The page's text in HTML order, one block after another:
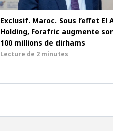
Exclusif. Maroc. Sous l’effet El
Holding, Forafric augmente
100 millions de dirhams
Lecture de 2 minutes